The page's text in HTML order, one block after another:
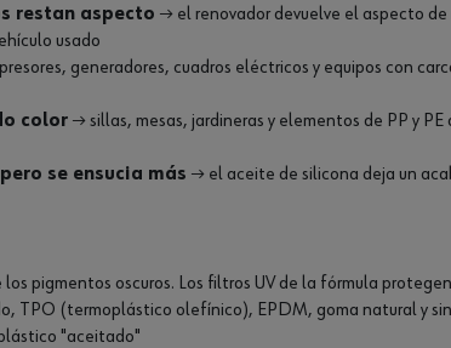
restan aspecto → el renovador devuelve el aspecto de
usado
generadores, cuadros eléctricos y equipos con
color → sillas, mesas, jardineras y elementos de PP y
se ensucia más → el aceite de silicona deja un
pigmentos oscuros. Los filtros UV de la fórmula
TPO (termoplástico olefínico), EPDM, goma natural y
"aceitado"